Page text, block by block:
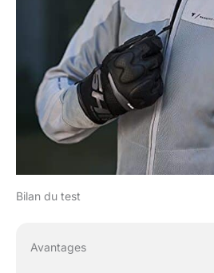
Bilan du test
Avantages